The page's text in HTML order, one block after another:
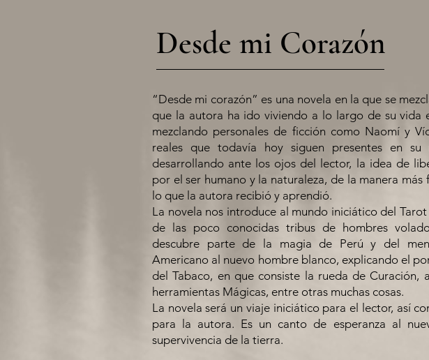
Desde mi Corazón
“Desde mi corazón” es una novela en la que se
que la autora ha ido viviendo a lo largo de su vida
mezclando personales de ficción como Naomí y
reales que todavía hoy siguen presentes en su
desarrollando ante los ojos del lector, la idea de
por el ser humano y la naturaleza, de la manera
lo que la autora recibió y aprendió.
La novela nos introduce al mundo iniciático del
de las poco conocidas tribus de hombres
descubre parte de la magia de Perú y del
Americano al nuevo hombre blanco, explicando el
del Tabaco, en que consiste la rueda de Curación,
herramientas Mágicas, entre otras muchas cosas.
La novela será un viaje iniciático para el lector, así
para la autora. Es un canto de esperanza al
supervivencia de la tierra.